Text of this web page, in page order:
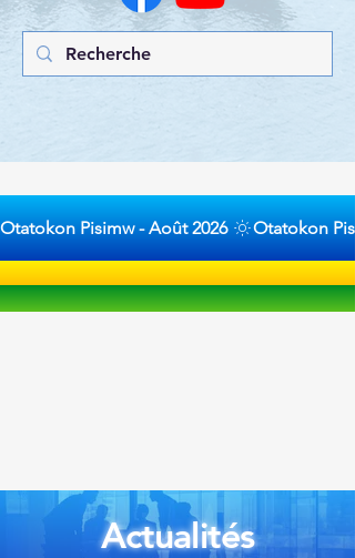
Otatokon Pisimw - Août 2026
Actualités